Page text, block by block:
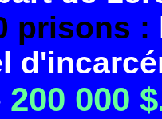
prisons :
d'incar
200 000